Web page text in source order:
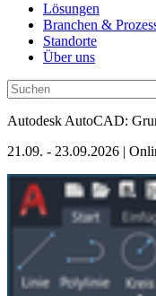
Lösungen
Branchen &
Standorte
Über uns
Autodesk AutoCAD:
21.09. - 23.09.2026 |